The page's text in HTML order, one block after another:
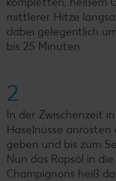
mittlerer Hitze
dabei gelegentlich
bis 25 Minuten.
2
In der Zwischenzeit
Haselnüsse
geben und bis zum
Nun das Rapsöl in
Champignons heiß